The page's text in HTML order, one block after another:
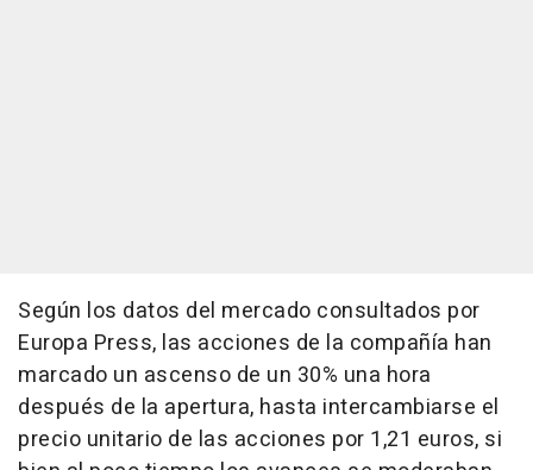
Según los datos del mercado consultados por
Europa Press, las acciones de la compañía han
marcado un ascenso de un 30% una hora
después de la apertura, hasta intercambiarse el
precio unitario de las acciones por 1,21 euros, si